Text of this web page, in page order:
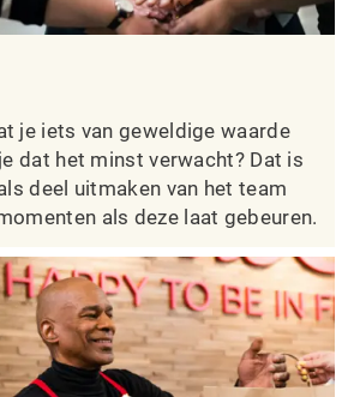
je iets van geweldige waarde
dat het minst verwacht? Dat is
deel uitmaken van het team
als deze laat gebeuren.